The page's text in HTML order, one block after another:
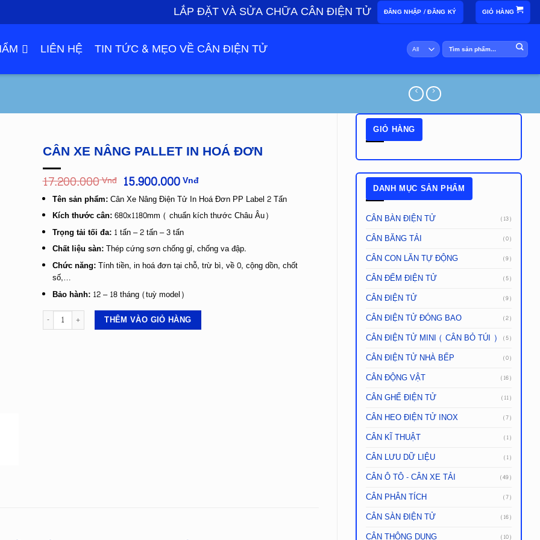
LẮP ĐẶT VÀ SỬA CHỮA CÂN ĐIỆN TỬ ĐĂNG NHẬP / ĐĂNG KÝ GIỎ HÀNG
LIÊN HỆ TIN TỨC & MẸO VỀ CÂN ĐIỆN TỬ
Tìm
kiếm:
GIỎ HÀNG
DANH MỤC SẢN PHẨM
CÂN BÀN ĐIỆN TỬ (13)
CÂN BĂNG TẢI (0)
CÂN CON LĂN TỰ ĐỘNG (9)
CÂN ĐẾM ĐIỆN TỬ (5)
CÂN ĐIỆN TỬ (9)
CÂN ĐIỆN TỬ ĐÓNG BAO (2)
CÂN ĐIỆN TỬ MINI ( CÂN BỎ TÚI ) (5)
CÂN ĐIỆN TỬ NHÀ BẾP (0)
CÂN ĐỘNG VẬT (16)
CÂN GHẾ ĐIỆN TỬ (11)
CÂN HEO ĐIỆN TỬ INOX (7)
CÂN KĨ THUẬT (1)
CÂN LƯU DỮ LIỆU (1)
CÂN Ô TÔ - CÂN XE TẢI (49)
CÂN PHÂN TÍCH (7)
CÂN SÀN ĐIỆN TỬ (16)
CÂN THÔNG DỤNG (10)
CÂN XE NÂNG PALLET IN HOÁ ĐƠN
17.200.000Vnđ Giá
gốc
là:
17.200.000
Vnđ.
15.900.000VnđGiá
hiện
tại
là:
15.900.000
Tên sản phẩm:Cân Xe Nâng Điện Tử In Hoá Đơn PP Label 2 Tấn
Kích thước cân:680x1180mm ( chuẩn kích thước Châu Âu)
Trọng tải tối đa:1 tấn – 2 tấn – 3 tấn
Chất liệu sàn:Thép cứng sơn chống gỉ, chống va đập.
Chức năng:Tính tiền, in hoá đơn tại chỗ, trừ bì, về 0, cộng dồn, chốt
số,…
Bảo hành:12 – 18 tháng (tuỳ model)
CÂN XE NÂNG PALLET IN HOÁ ĐƠN số lượng
THÊM VÀO GIỎ HÀNG